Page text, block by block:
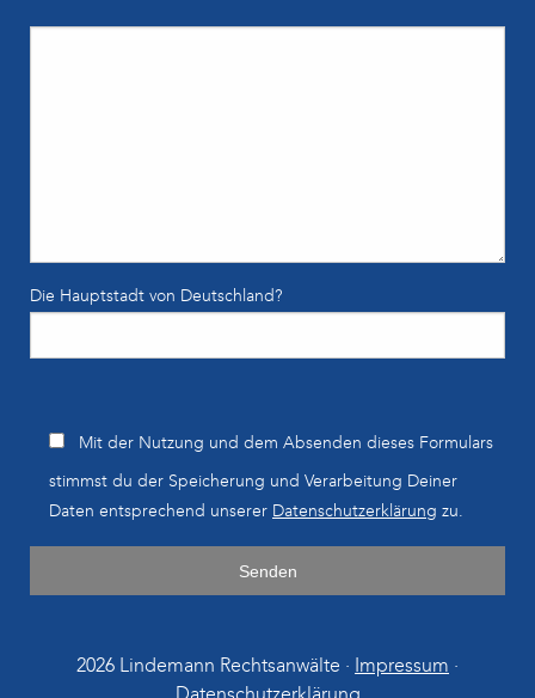
Die Hauptstadt von Deutschland?
e
Mit der Nutzung und dem Absenden dieses Formulars
stimmst du der Speicherung und Verarbeitung Deiner
Daten entsprechend unserer Datenschutzerklärung zu.
2026 Lindemann Rechtsanwälte · Impressum ·